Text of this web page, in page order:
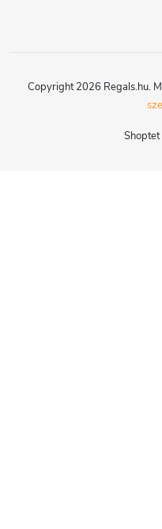
Copyright 2026 Regals.hu.